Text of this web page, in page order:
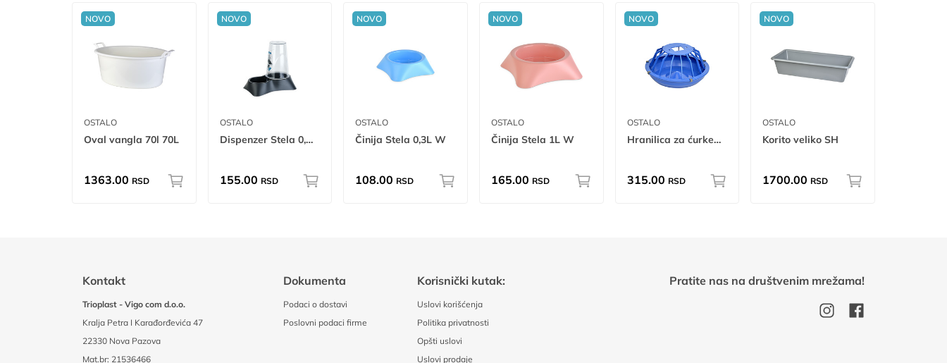
NOVO
OSTALO
Oval vangla 70l 70L
1363.00 RSD
NOVO
OSTALO
Dispenzer Stela 0,65L W
155.00 RSD
NOVO
OSTALO
Činija Stela 0,3L W
108.00 RSD
NOVO
OSTALO
Činija Stela 1L W
165.00 RSD
NOVO
OSTALO
Hranilica za ćurke mn
315.00 RSD
NOVO
OSTALO
Korito veliko SH
1700.00 RSD
Kontakt
Trioplast - Vigo com d.o.o.
Kralja Petra I Karađorđevića 47
22330 Nova Pazova
Mat.br: 21536466
Dokumenta
Podaci o dostavi
Poslovni podaci firme
Korisnički kutak:
Uslovi korišćenja
Politika privatnosti
Opšti uslovi
Uslovi prodaje
Pratite nas na društvenim mrežama!